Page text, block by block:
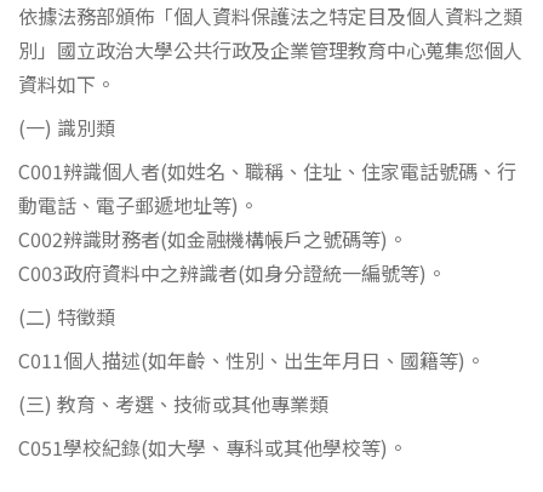
依據法務部頒佈「個人資料保護法之特定目及個人資料之類
別」國立政治大學公共行政及企業管理教育中心蒐集您個人
資料如下。
(一) 識別類
C001辨識個人者(如姓名、職稱、住址、住家電話號碼、行
動電話、電子郵遞地址等)。
C002辨識財務者(如金融機構帳戶之號碼等)。
C003政府資料中之辨識者(如身分證統一編號等)。
(二) 特徵類
C011個人描述(如年齡、性別、出生年月日、國籍等)。
(三) 教育、考選、技術或其他專業類
C051學校紀錄(如大學、專科或其他學校等)。